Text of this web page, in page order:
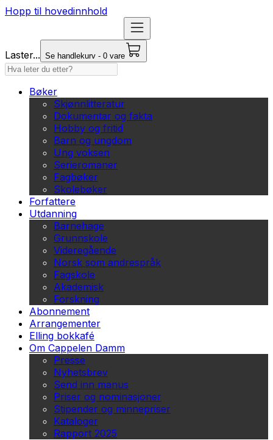
Hopp til hovedinnhold
Laster... Se handlekurv - 0 vare
Bøker
Skjønnlitteratur
Dokumentar og fakta
Hobby og fritid
Barn og ungdom
Ung voksen
Serieromaner
Fagbøker
Skolebøker
Forfattere
Utdanning
Barnehage
Grunnskole
Videregående
Norsk som andrespråk
Fagskole
Akademisk
Forskning
Abonnement
Arrangementer
Elling bokkafé
Om Cappelen Damm
Presse
Nyhetsbrev
Send inn manus
Priser og nominasjoner
Stipender og minnepriser
Kataloger
Rapport 2025